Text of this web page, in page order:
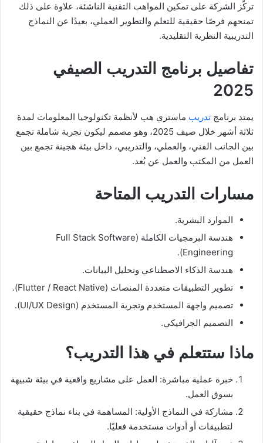
تركّز الشركة على تمكين المواهب التقنية الناشئة، علاوة على ذلك
تمنحهم فرصًا حقيقية للتعلم والتطوير العملي، بعيدًا عن النماذج
التدريبية النظرية التقليدية.
تفاصيل برنامج التدريب الصيفي
2025
يمتد برنامج تدريب ماستري هب لأنظمة تكنولوجيا المعلومات لمدة
ثلاثة أشهر خلال صيف 2025، وهو مصمم ليكون تجربة شاملة تجمع
بين الجانب الفني، والعملي، والتدريبي، داخل بيئة هجينة تجمع بين
العمل من المكتب والعمل عن بُعد.
مسارات التدريب المتاحة
الموارد البشرية.
هندسة البرمجيات الكاملة (Full Stack Software
Engineering).
هندسة الذكاء الاصطناعي وتحليل البيانات.
تطوير التطبيقات متعددة المنصات (Flutter / React Native).
تصميم واجهة المستخدم وتجربة المستخدم (UI/UX Design).
التصميم الجرافيكي.
ماذا ستتعلم في هذا التدريب؟
خبرة عملية مباشرة: العمل على مشاريع واقعية في بيئة شبيهة
بسوق العمل.
مشاركة في النماذج الأولية: المساهمة في بناء نماذج حقيقية
لتطبيقات أو أدوات مستخدمة فعليًا.